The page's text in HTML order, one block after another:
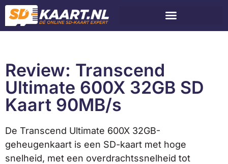
Review: Transcend
Ultimate 600X 32GB SD
Kaart 90MB/s
De Transcend Ultimate 600X 32GB-
geheugenkaart is een SD-kaart met hoge
snelheid, met een overdrachtssnelheid tot